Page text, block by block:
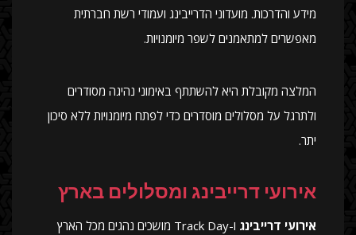
מידע והדרכות. מועדוני הדרייבינג ועמודי רשת חברתית
מאפשרים למתאמנים לשפר מיומנויות.
המלצה מקובלת היא להשתתף באימוני נהיגה מסודרים
ולתרגל על מסלולים מוסדרים כדי לפתח מיומנויות ללא סיכון
יתר.
אירועי דרייבינג ומסלולים בארץ
אירועי דרייבינג
ו-Track Day מושכים נהגים מכל הארץ